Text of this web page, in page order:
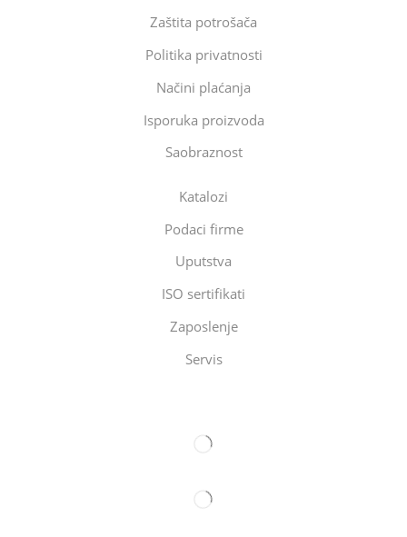
Zaštita potrošača
Politika privatnosti
Načini plaćanja
Isporuka proizvoda
Saobraznost
Katalozi
Podaci firme
Uputstva
ISO sertifikati
Zaposlenje
Servis